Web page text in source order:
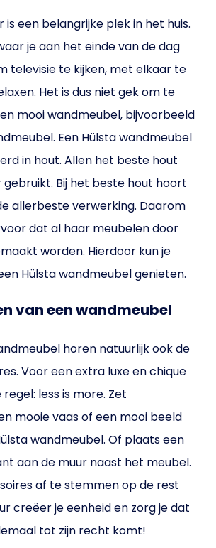
is een belangrijke plek in het huis.
je aan het einde van de dag
televisie te kijken, met elkaar te
Het is dus niet gek om te
mooi wandmeubel, bijvoorbeeld
Een Hülsta wandmeubel
in hout. Allen het beste hout
Bij het beste hout hoort
allerbeste verwerking. Daarom
dat al haar meubelen door
worden. Hierdoor kun je
Hülsta wandmeubel genieten.
van een wandmeubel
horen natuurlijk ook de
Voor een extra luxe en chique
less is more. Zet
mooie vaas of een mooi beeld
wandmeubel. Of plaats een
aan de muur naast het meubel.
af te stemmen op de rest
creëer je eenheid en zorg je dat
tot zijn recht komt!